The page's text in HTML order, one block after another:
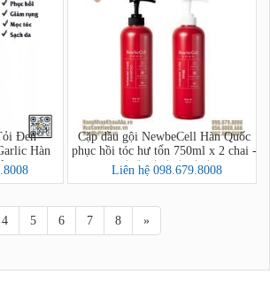
Đen
Hàn
Cặp dầu gội NewbeCell Hàn Quốc
phục hồi tóc hư tổn 750ml x 2 chai -
비셀 데미지 케어
Liên hệ 098.679.8008
4 5 6 7 8 »